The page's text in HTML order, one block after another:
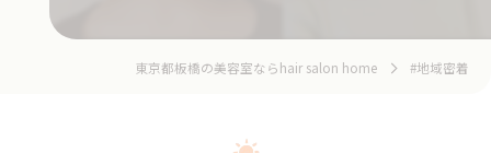
東京都板橋の美容室ならhair salon home #地域密着